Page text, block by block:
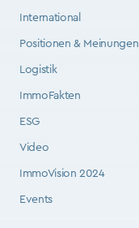
International
Positionen & Meinungen
Logistik
ImmoFakten
ESG
Video
ImmoVision 2024
Events